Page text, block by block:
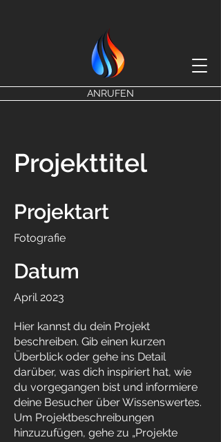
ANRUFEN
Projekttitel
Projektart
Fotografie
Datum
April 2023
Hier kannst du dein Projekt
beschreiben. Gib einen kurzen
Überblick oder gehe ins Detail
darüber, was dich inspiriert hat, wie
du vorgegangen bist und informiere
deine Besucher über Wissenswertes.
Um Projektbeschreibungen
hinzuzufügen, gehe zu „Projekte